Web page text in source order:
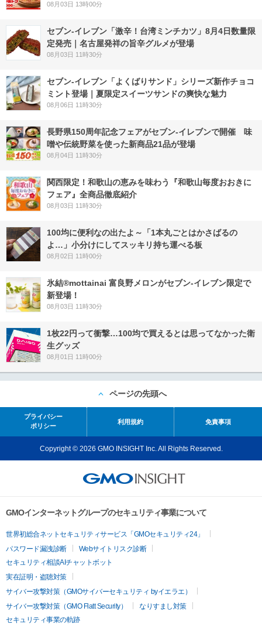
08月03日 13時00分
セブン-イレブン「激辛！台湾ミンチカツ」8月4日数量限
定発売｜名古屋発祥の旨辛グルメが登場
08月03日 11時30分
セブン‐イレブン「よくばりサンド」シリーズ新作チョコ
ミント登場｜夏限定スイーツサンドの爽快な魅力
08月06日 11時30分
長野県150周年記念フェアがセブン-イレブンで開催 味
噌や伝統野菜を使った新商品21品が登場
08月04日 11時30分
関西限定！和歌山の恵みを味わう『和歌山毎度おおきに
フェア』全商品徹底紹介
08月03日 11時30分
100均に便利なの出たよ～「1本丸ごとはかさばるの
よ…」小分けにしてスッキリ持ち運べる板
08月02日 11時00分
氷結®mottainai 富良野メロンがセブン‐イレブン限定で
新登場！
08月03日 11時30分
1枚22円って衝撃…100均で買えるとは思ってなかった衛
生グッズ
08月01日 11時00分
ページの先頭へ
プライバシー
ポリシー
利用規約 免責事項
Copyright © 2026 GMO INSIGHT Inc. All Rights Reserved.
GMOインターネットグループのセキュリティ事業について
世界初総合ネットセキュリティサービス「GMOセキュリティ24」
パスワード漏洩診断
Webサイトリスク診断
セキュリティ相談AIチャットボット
実在証明・盗聴対策
サイバー攻撃対策（GMOサイバーセキュリティ byイエラエ）
サイバー攻撃対策（GMO Flatt Security）
なりすまし対策
セキュリティ事業の軌跡